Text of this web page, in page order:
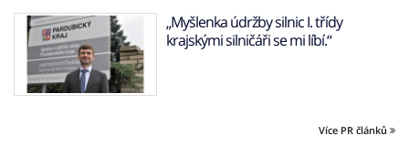
„Myšlenka údržby silnic I. třídy
krajskými silničáři se mi líbí.“
Více PR článků